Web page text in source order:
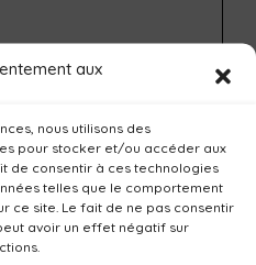
aux
nous utilisons des
pour stocker et/ou accéder aux
de consentir à ces technologies
telles que le comportement
ce site. Le fait de ne pas consentir
avoir un effet négatif sur
en soumettant ce
quant au
informations
informé(e) de la